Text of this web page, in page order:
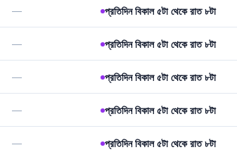
— প্রতিদিন বিকাল ৫টা থেকে রাত ৮টা
— প্রতিদিন বিকাল ৫টা থেকে রাত ৮টা
— প্রতিদিন বিকাল ৫টা থেকে রাত ৮টা
— প্রতিদিন বিকাল ৫টা থেকে রাত ৮টা
— প্রতিদিন বিকাল ৫টা থেকে রাত ৮টা